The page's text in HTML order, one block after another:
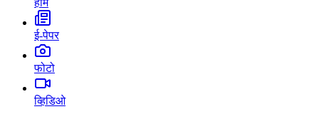
होम
ई-पेपर
फोटो
व्हिडिओ